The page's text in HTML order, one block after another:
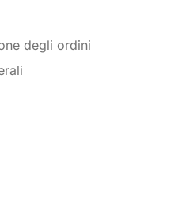
degli ordini